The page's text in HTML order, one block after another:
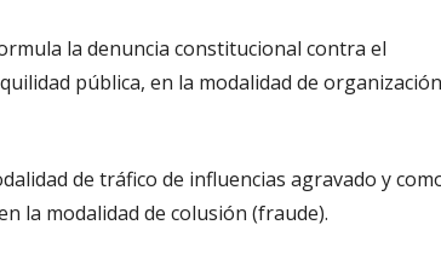
la denuncia constitucional contra el
pública, en la modalidad de organización
de tráfico de influencias agravado y
la modalidad de colusión (fraude).